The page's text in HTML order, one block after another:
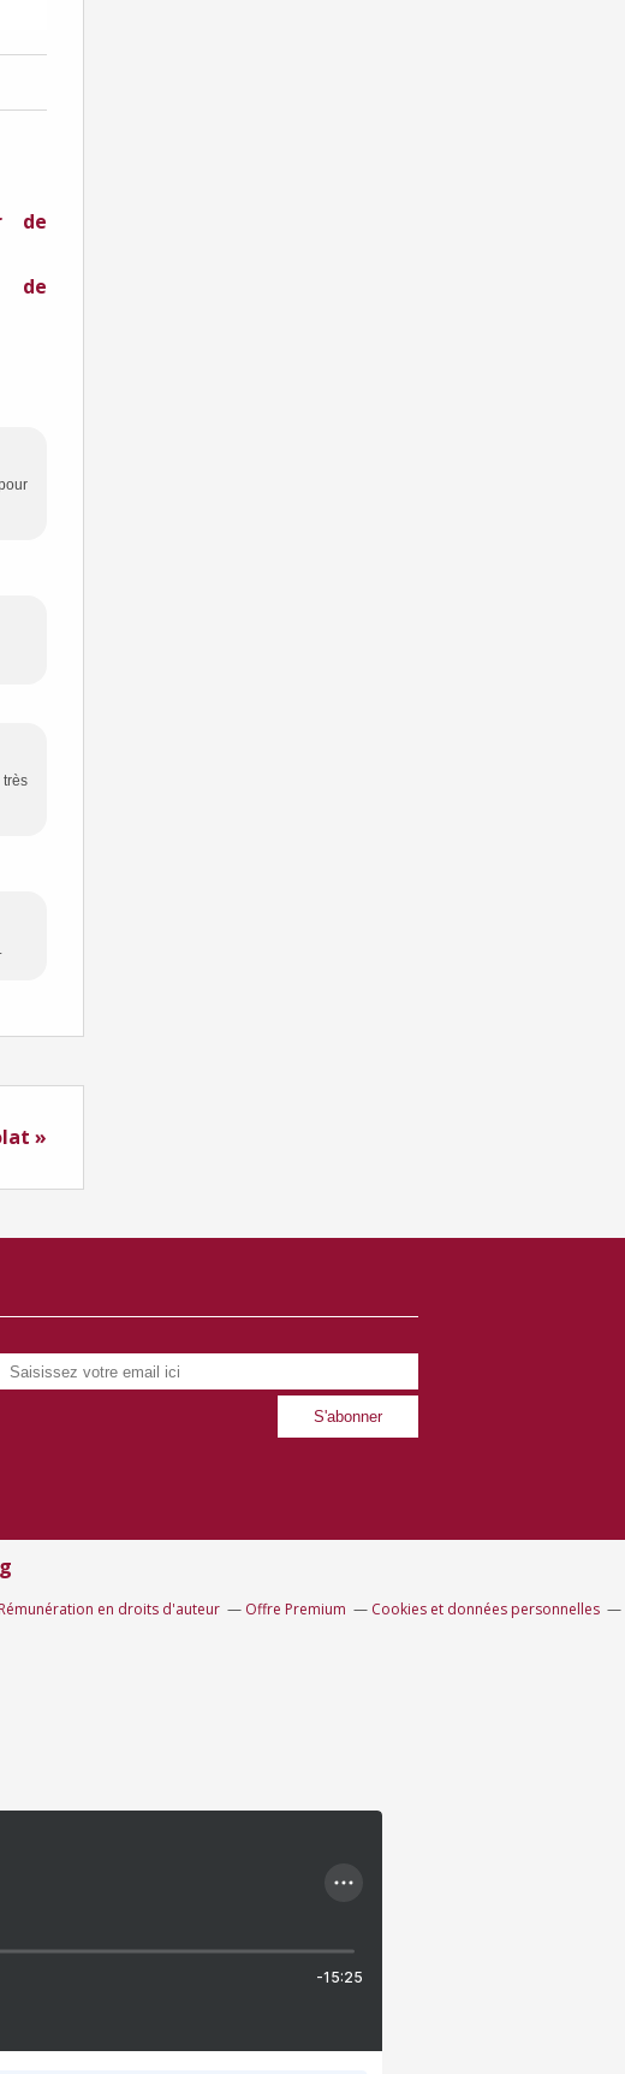
de
»
Rémunération en droits d'auteur Offre Premium Cookies et données personnelles
-15:25